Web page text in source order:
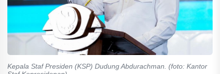
Kepala Staf Presiden (KSP) Dudung Abdurachman. (foto: Kantor